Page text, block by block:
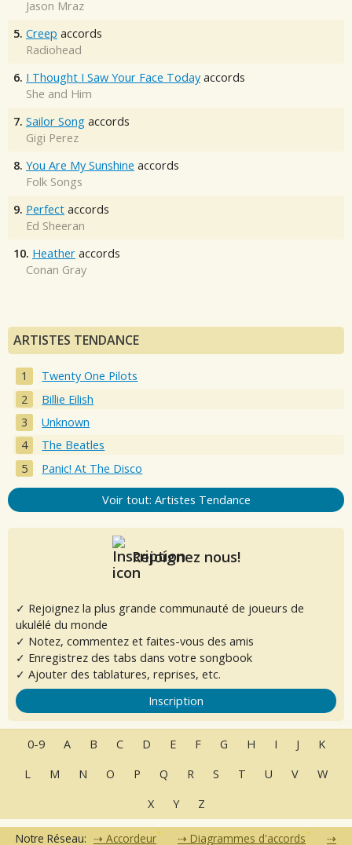
Jason Mraz
5. Creep accords
Radiohead
6. I Thought I Saw Your Face Today accords
She and Him
7. Sailor Song accords
Gigi Perez
8. You Are My Sunshine accords
Folk Songs
9. Perfect accords
Ed Sheeran
10. Heather accords
Conan Gray
ARTISTES TENDANCE
Twenty One Pilots
Billie Eilish
Unknown
The Beatles
Panic! At The Disco
Voir tout: Artistes Tendance
Rejoignez nous!
✓ Rejoignez la plus grande communauté de joueurs de
ukulélé du monde
✓ Notez, commentez et faites-vous des amis
✓ Enregistrez des tabs dans votre songbook
✓ Ajouter des tablatures, reprises, etc.
Inscription
0-9 A B C D E F G H I J
K
L
M N O P Q R S T U V
W
X
Y Z
Notre Réseau: Accordeur Diagrammes d'accords